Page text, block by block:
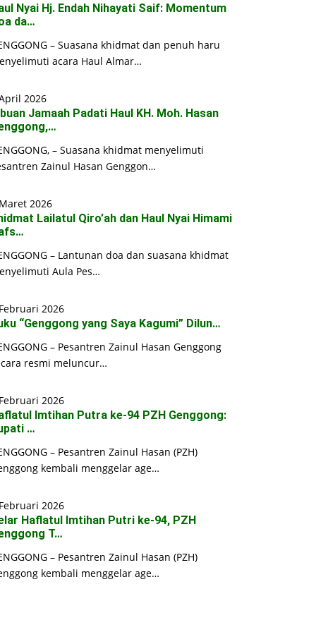
Nyai Hj. Endah Nihayati Saif: Momentum
da…
– Suasana khidmat dan penuh haru
acara Haul Almar…
2026
Jamaah Padati Haul KH. Moh. Hasan
– Suasana khidmat menyelimuti
Zainul Hasan Genggon…
2026
Lailatul Qiro’ah dan Haul Nyai Himami
– Lantunan doa dan suasana khidmat
Aula Pes…
2026
“Genggong yang Saya Kagumi” Dilun…
– Pesantren Zainul Hasan Genggong
resmi meluncur…
2026
Imtihan Putra ke-94 PZH Genggong:
…
– Pesantren Zainul Hasan (PZH)
kembali menggelar age…
2026
Haflatul Imtihan Putri ke-94, PZH
T…
– Pesantren Zainul Hasan (PZH)
kembali menggelar age…